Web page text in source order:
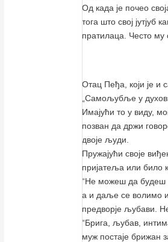
Од када је почео
тога што свој
пратилаца. Често
Отац Пеђа, који је и
„Самољубље у
Имајући то у виду,
позван да држи
двоје људи.
Пружајући своје
пријатеља или било
“Не можеш да будеш
а и даље се волимо
предворје љубави.
“Брига, љубав,
муж постаје брижан